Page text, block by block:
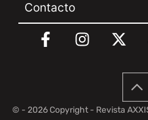
Contacto
© - 2026 Copyright - Revista